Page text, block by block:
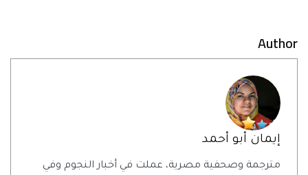
Author
إيمان أبو أحمد
مترجمة وصحفية مصرية، عملت في أخبار النجوم وفي